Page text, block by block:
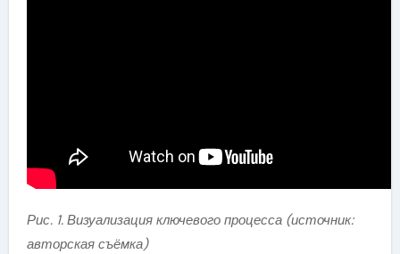
Рис. 1. Визуализация ключевого процесса (источник:
авторская съёмка)